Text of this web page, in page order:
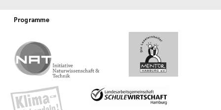
Programme